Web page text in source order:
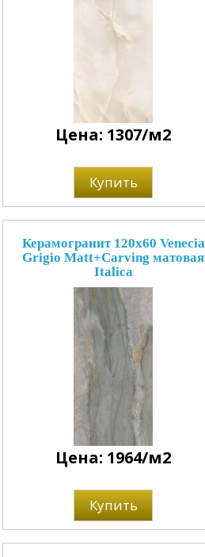
Цена: 1307/м2
Купить
Керамогранит 120x60 Venecia
Grigio Matt+Carving матовая
Italica
Цена: 1964/м2
Купить